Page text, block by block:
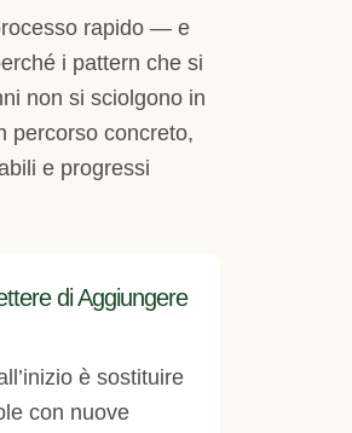
rapido — e
i pattern che si
non si sciolgono in
percorso concreto,
e progressi
di Aggiungere
è sostituire
con nuove